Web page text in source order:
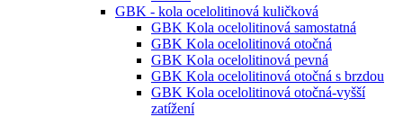
GBK - kola ocelolitinová kuličková
GBK Kola ocelolitinová samostatná
GBK Kola ocelolitinová otočná
GBK Kola ocelolitinová pevná
GBK Kola ocelolitinová otočná s brzdou
GBK Kola ocelolitinová otočná-vyšší
zatížení